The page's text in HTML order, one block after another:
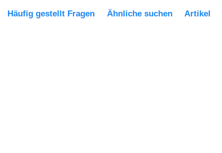
Häufig gestellt Fragen Ähnliche suchen Artikel